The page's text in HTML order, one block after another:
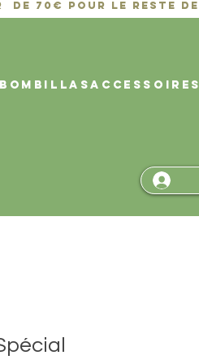
BOMBILLASACCESSOIRES